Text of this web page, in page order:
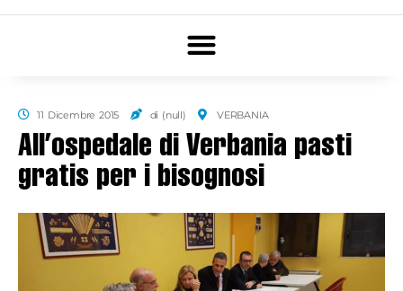
11 Dicembre 2015 di (null) VERBANIA
All’ospedale di Verbania pasti
gratis per i bisognosi